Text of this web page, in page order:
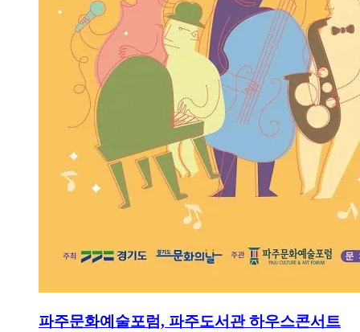
파주문화예술포럼, 파주도서관 하우스콘서트